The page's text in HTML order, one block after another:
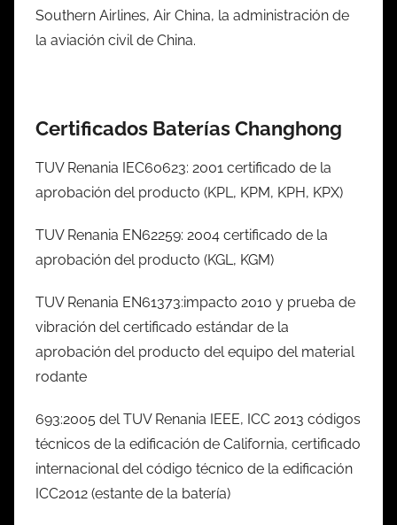
Southern Airlines, Air China, la administración de
la aviación civil de China.
Certificados Baterías Changhong
TUV Renania IEC60623: 2001 certificado de la
aprobación del producto (KPL, KPM, KPH, KPX)
TUV Renania EN62259: 2004 certificado de la
aprobación del producto (KGL, KGM)
TUV Renania EN61373:impacto 2010 y prueba de
vibración del certificado estándar de la
aprobación del producto del equipo del material
rodante
693:2005 del TUV Renania IEEE, ICC 2013 códigos
técnicos de la edificación de California, certificado
internacional del código técnico de la edificación
ICC2012 (estante de la batería)